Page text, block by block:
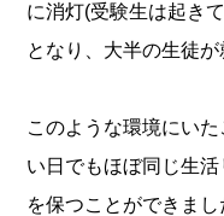
に消灯(受験生は起き
となり、大半の生徒が
このような環境にい
い日でもほぼ同じ生
を保つことができまし